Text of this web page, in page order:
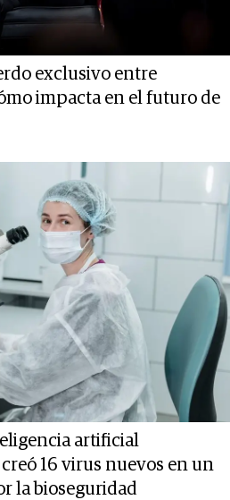
exclusivo entre
impacta en el futuro de
artificial
16 virus nuevos en un
la bioseguridad